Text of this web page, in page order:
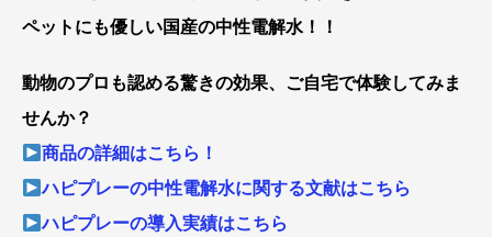
ペットにも優しい国産の中性電解水！！
動物のプロも認める驚きの効果、ご自宅で体験してみま
せんか？
商品の詳細はこちら！
ハピプレーの中性電解水に関する文献はこちら
ハピプレーの導入実績はこちら